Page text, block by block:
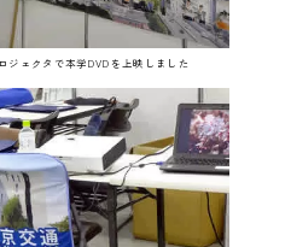
ジェクタで本学DVDを上映しました